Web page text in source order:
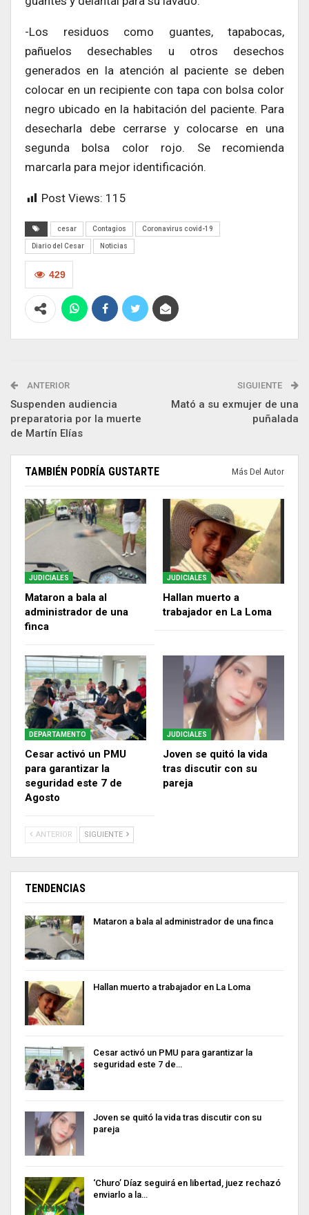
-Los residuos como guantes, tapabocas,
pañuelos desechables u otros desechos
generados en la atención al paciente se deben
colocar en un recipiente con tapa con bolsa color
negro ubicado en la habitación del paciente. Para
desecharla debe cerrarse y colocarse en una
segunda bolsa color rojo. Se recomienda
marcarla para mejor identificación.
Post Views: 115
cesar Contagios Coronavirus covid-19
Diario del Cesar Noticias
429
ANTERIOR
Suspenden audiencia
preparatoria por la muerte
de Martín Elías
SIGUIENTE
Mató a su exmujer de una
puñalada
TAMBIÉN PODRÍA GUSTARTE Más Del Autor
JUDICIALES
Mataron a bala al
administrador de una
finca
JUDICIALES
Hallan muerto a
trabajador en La Loma
DEPARTAMENTO
Cesar activó un PMU
para garantizar la
seguridad este 7 de
Agosto
JUDICIALES
Joven se quitó la vida
tras discutir con su
pareja
ANTERIOR SIGUIENTE
TENDENCIAS
Mataron a bala al administrador de una finca
Hallan muerto a trabajador en La Loma
Cesar activó un PMU para garantizar la
seguridad este 7 de…
Joven se quitó la vida tras discutir con su
pareja
‘Churo’ Díaz seguirá en libertad, juez rechazó
enviarlo a la…